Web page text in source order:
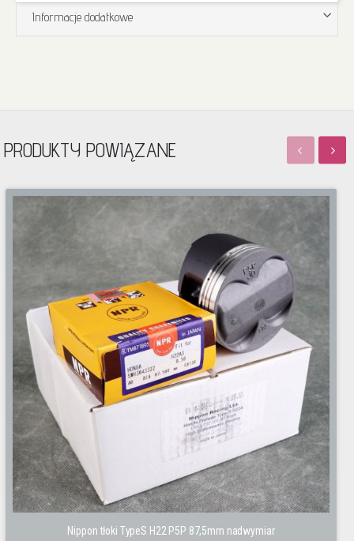
Informacje dodatkowe
PRODUKTY POWIĄZANE
Nippon tłoki TypeS H22 P5P 87,5mm nadwymiar